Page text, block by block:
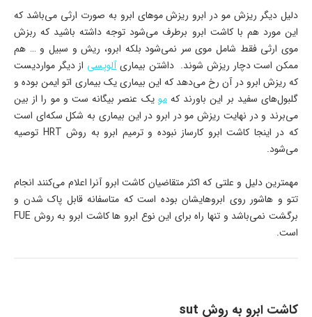
دلیل دیگر ریزش مو در ابرو ریزش موهای ابرو به صورت ارثی می‌باشد که
این مورد هم با کاشت ابرو برطرف می‌شود توجه داشته باشید که ربزش
موی ارثی فقط شامل موی سر نمی‌شود بلکه ابرو، ریش و سبیل و … هم
ممکن است دچار ریزش شوند. داشتن بیماریآلوپسی از دیگر مواردیست
که ریزش ابرو در آن رخ می‌دهد که این بیماری یک بیماری اتو ایمن بوده و
گلبول‌های سفید بر این باورند کهمویک عنصر بیگانه ست و مو را از بین
می‌برند و در نهایت ریزش مو در ابرو در این بیماری به شکل سکه‌ای است
که در اینجا کاشت ابرو کارساز نبوده و ترمیم ابرو به روش HRT توصیه
می‌شود.
مهمترین دلیل و علتی که اکثر متقاضیان کاشت ابرو آنرا اعلام می‌کنند انجام
تتو و هاشور روی ابروهایشان بوده است که متاسفانه قابل پاک شدن و
برگشت نمی‌باشد و تنها راه برای این نوع ابرو ها کاشت ابرو به روش FUE
است.
کاشت ابرو به روش sut